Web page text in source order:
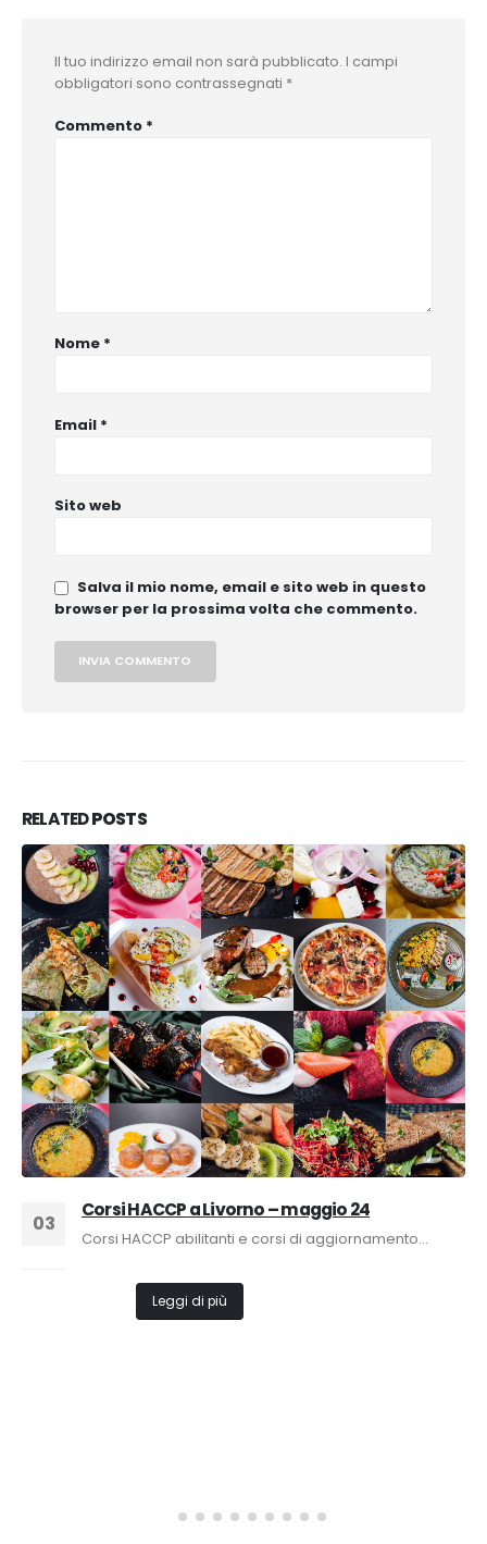
Il tuo indirizzo email non sarà pubblicato. I campi
obbligatori sono contrassegnati *
Commento *
Nome *
Email *
Sito web
Salva il mio nome, email e sito web in questo
browser per la prossima volta che commento.
RELATEDPOSTS
03
Corsi HACCP a Livorno – maggio 24
Corsi HACCP abilitanti e corsi di aggiornamento...
Leggi di più